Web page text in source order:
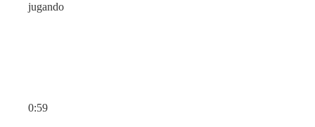
jugando
0:59